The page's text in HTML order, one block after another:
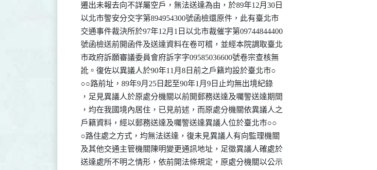
    遷出未報去向不詳屬空戶，無法送達為由，於89年12月30日
    以北市警安分交字第894954300號函檢還原件，此有臺北市
    交通事件裁決所於97年12月1日以北市裁催字第09744844400
    號函檢送前開函件及送達資料在卷可稽，並經本院調取臺北
    市政府訴願審議委員會府訴字字09585036600號卷宗查核無
    訛。復佐以異議人於90年11月8日前之戶籍均設於臺北市○
    ○○路前址，89年9月25日起至90年1月9日止均無出境紀錄
    ，足見異議人於原處分機關以前開郵務送達及囑警送達期間
    ，均在我國境內居住，已見前述，而原處分機關依異議人之
    戶籍資料，經以郵務送達及囑警送達異議人位於臺北市○○
    ○路住處之方式，均無法送達，復未見異議人有向監理機關
    及其他交通主管機關陳明變更通訊地址，足徵異議人確處於
    送達處所不明之情形，依前開法條規定，原處分機關以公示